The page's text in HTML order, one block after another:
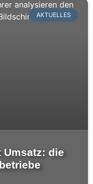
AKTUELLES
die